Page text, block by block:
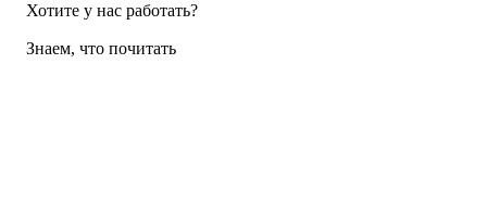
Хотите у нас работать?
Знаем, что почитать